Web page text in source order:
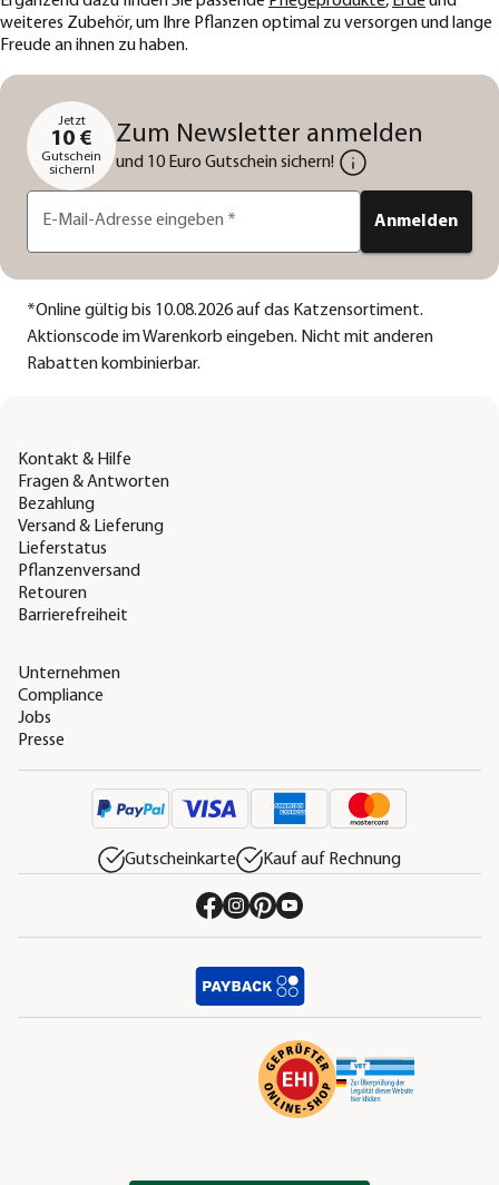
weiteres Zubehör, um Ihre Pflanzen optimal zu versorgen und lange
Freude an ihnen zu haben.
Jetzt
10 €
Gutschein
sichern!
Zum Newsletter anmelden
und 10 Euro Gutschein sichern!
E-Mail-Adresse eingeben * Anmelden
*Online gültig bis 10.08.2026 auf das Katzensortiment.
Aktionscode im Warenkorb eingeben. Nicht mit anderen
Rabatten kombinierbar.
Kontakt & Hilfe
Fragen & Antworten
Bezahlung
Versand & Lieferung
Lieferstatus
Pflanzenversand
Retouren
Barrierefreiheit
Unternehmen
Compliance
Jobs
Presse
Gutscheinkarte Kauf auf Rechnung